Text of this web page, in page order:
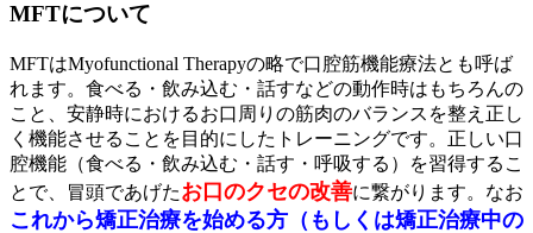
MFTについて
MFTはMyofunctional Therapyの略で口腔筋機能療法とも呼ば
れます。食べる・飲み込む・話すなどの動作時はもちろんの
こと、安静時におけるお口周りの筋肉のバランスを整え正し
く機能させることを目的にしたトレーニングです。正しい口
腔機能（食べる・飲み込む・話す・呼吸する）を習得するこ
とで、冒頭であげたお口のクセの改善に繋がります。なお
これから矯正治療を始める方（もしくは矯正治療中の